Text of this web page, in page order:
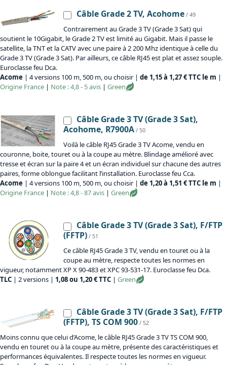
Câble Grade 2 TV, Acohome / 49
Contrairement au Grade 3 TV (Grade 3 Sat) qui
soutient le 10Gigabit, le Grade 2 TV est limité au Gigabit. Mais il passe le
satellite, la TNT et la CATV avec une paire à 2 200 Mhz identique à celle du
Grade 3 TV (Grade 3 Sat). Par ailleurs, ce câble RJ45 est plat et assez souple.
Euroclasse feu Dca.
Acome | 4 versions 100 m, 500 m, ou choisir | de 1,15 à 1,27 € TTC le m |
Origine France | Note : 4,8 - 5 avis | Green
Câble Grade 3 TV (Grade 3 Sat),
Acohome, R7900A / 50
Voilà le câble RJ45 Grade 3 TV Acome, vendu en
couronne, boite, touret ou à la coupe au mètre. Blindage amélioré avec
tresse et écran sur la paire 4 et un écran individuel sur chacune des autres
paires, forme oblongue facilitant l’installation. Euroclasse feu Cca.
Acome | 4 versions 100 m, 500 m, ou choisir | de 1,20 à 1,51 € TTC le m |
Origine France | Note : 4,8 - 87 avis | Green
Câble Grade 3 TV (Grade 3 Sat), F/FTP
(FFTP) / 51
Ce câble RJ45 Grade 3 TV, vendu en touret ou à la
coupe au mètre, respecte toutes les normes en
vigueur, notamment XP X 90-483 et XPC 93-531-17. Euroclasse feu Dca.
TLC | 2 versions | 1,08 ou 1,20 € TTC | Green
Câble Grade 3 TV (Grade 3 Sat), F/FTP
(FFTP), TS COM 900 / 52
Moins connu que celui d’Acome, le câble RJ45 Grade 3 TV TS COM 900,
vendu en touret ou à la coupe au mètre, présente des caractéristiques et
performances équivalentes. Il respecte toutes les normes en vigueur.